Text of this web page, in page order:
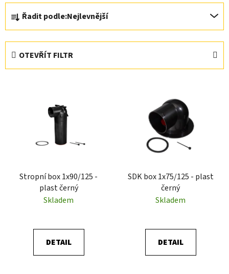
Ř
a
z
Řadit podle:Nejlevnější
OTEVŘÍT FILTR
Stropní box 1x90/125 -
plast černý
Skladem
DETAIL
SDK box 1x75/125 - plast
černý
Skladem
DETAIL